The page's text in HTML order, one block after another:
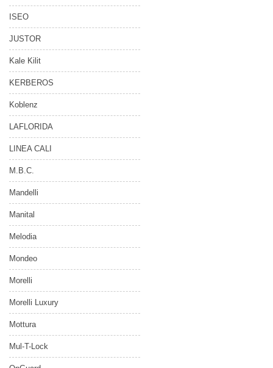
ISEO
JUSTOR
Kale Kilit
KERBEROS
Koblenz
LAFLORIDA
LINEA CALI
M.B.C.
Mandelli
Manital
Melodia
Mondeo
Morelli
Morelli Luxury
Mottura
Mul-T-Lock